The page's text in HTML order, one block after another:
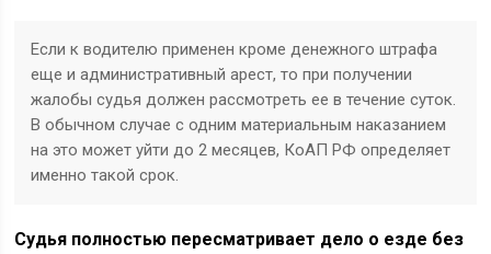
Если к водителю применен кроме денежного штрафа
еще и административный арест, то при получении
жалобы судья должен рассмотреть ее в течение суток.
В обычном случае с одним материальным наказанием
на это может уйти до 2 месяцев, КоАП РФ определяет
именно такой срок.
Судья полностью пересматривает дело о езде без